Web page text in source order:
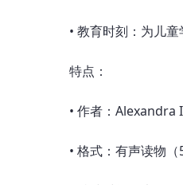
• 教育时刻：为儿童
特点：
• 作者：Alexandra
• 格式：有声读物（